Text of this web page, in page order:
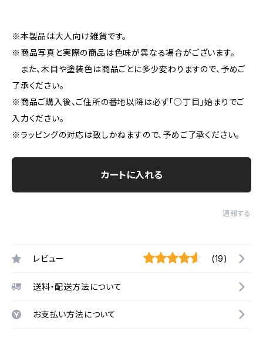
※本製品は大人向け雑貨です。
※商品写真と実際の商品は色味が異なる場合がございます。
また、木目や塗装色は商品ごとに多少変わりますので、予めご
了承ください。
※商品ご購入後、ご住所の番地以降は必ず「○丁目」始まりでご
入力ください。
※ラッピングの対応は致しかねますので、予めご了承ください。
カートに入れる
通報する
レビュー (19)
送料・配送方法について
お支払い方法について